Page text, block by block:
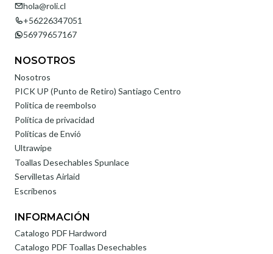
hola@roli.cl
+56226347051
56979657167
NOSOTROS
Nosotros
PICK UP (Punto de Retiro) Santiago Centro
Politica de reembolso
Política de privacidad
Políticas de Envió
Ultrawipe
Toallas Desechables Spunlace
Servilletas Airlaid
Escríbenos
INFORMACIÓN
Catalogo PDF Hardword
Catalogo PDF Toallas Desechables